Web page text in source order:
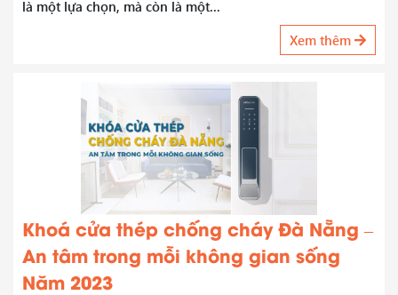
là một lựa chọn, mà còn là một...
Xem thêm
Khoá cửa thép chống cháy Đà Nẵng –
An tâm trong mỗi không gian sống
Năm 2023